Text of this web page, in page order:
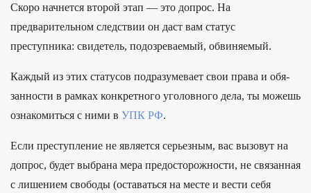
Скоро начнется второй этап — это допрос. На
предварительном следствии он даст вам статус
преступника: свидетель, подозреваемый, обвиняемый.
Каж­дый из этих ста­тусов под­разуме­вает свои пра­ва и обя­
зан­ности в рам­ках кон­крет­ного уго­лов­ного дела, ты можешь
озна­комить­ся с ними в УПК РФ.
Если преступление не является серьезным, вас вызовут на
допрос, будет выбрана мера предосторожности, не связанная
с лишением свободы (оставаться на месте и вести себя